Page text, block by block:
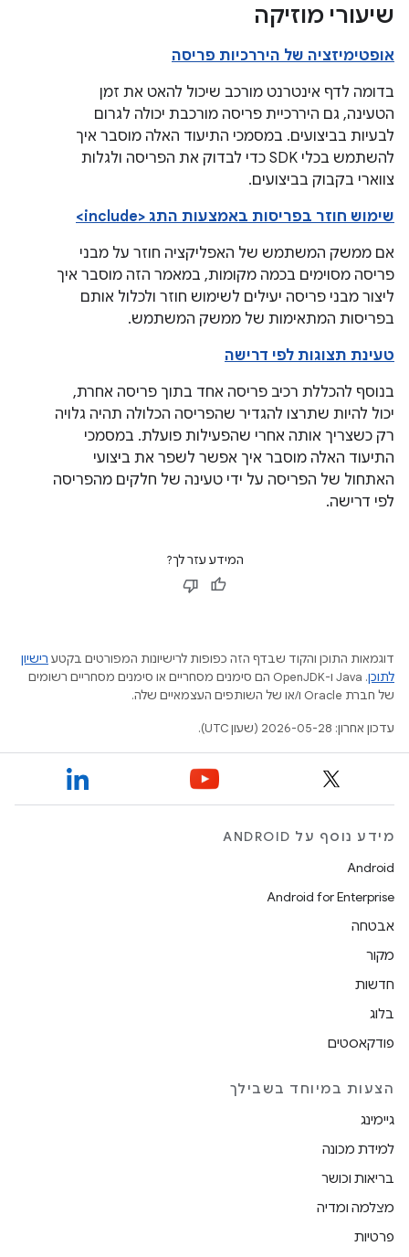
שיעורי מוזיקה
אופטימיזציה של היררכיות פריסה
בדומה לדף אינטרנט מורכב שיכול להאט את זמן
הטעינה, גם היררכיית פריסה מורכבת יכולה לגרום
לבעיות בביצועים. במסמכי התיעוד האלה מוסבר איך
להשתמש בכלי SDK כדי לבדוק את הפריסה ולגלות
צווארי בקבוק בביצועים.
שימוש חוזר בפריסות באמצעות התג <include>
אם ממשק המשתמש של האפליקציה חוזר על מבני
פריסה מסוימים בכמה מקומות, במאמר הזה מוסבר איך
ליצור מבני פריסה יעילים לשימוש חוזר ולכלול אותם
בפריסות המתאימות של ממשק המשתמש.
טעינת תצוגות לפי דרישה
בנוסף להכללת רכיב פריסה אחד בתוך פריסה אחרת,
יכול להיות שתרצו להגדיר שהפריסה הכלולה תהיה גלויה
רק כשצריך אותה אחרי שהפעילות פועלת. במסמכי
התיעוד האלה מוסבר איך אפשר לשפר את ביצועי
האתחול של הפריסה על ידי טעינה של חלקים מהפריסה
לפי דרישה.
המידע עזר לך?
דוגמאות התוכן והקוד שבדף הזה כפופות לרישיונות המפורטים בקטע רישיון
לתוכן
.‏ Java ו-OpenJDK הם סימנים מסחריים או סימנים מסחריים רשומים
של חברת Oracle ו/או של השותפים העצמאיים שלה.
עדכון אחרון: 2026-05-28 (שעון UTC).
מידע נוסף על ANDROID
Android
Android for Enterprise
אבטחה
מקור
חדשות
בלוג
פודקאסטים
הצעות במיוחד בשבילך
גיימינג
למידת מכונה
בריאות וכושר
מצלמה ומדיה
פרטיות